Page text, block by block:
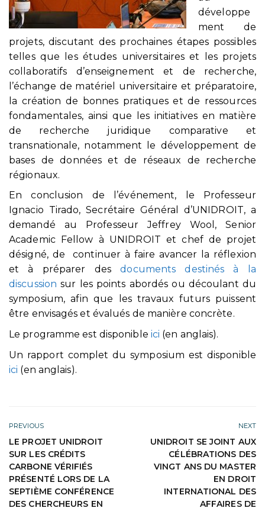
développe
ment de
projets, discutant des prochaines étapes possibles
telles que les études universitaires et les projets
collaboratifs d’enseignement et de recherche,
l’échange de matériel universitaire et préparatoire,
la création de bonnes pratiques et de ressources
fondamentales, ainsi que les initiatives en matière
de recherche juridique comparative et
transnationale, notamment le développement de
bases de données et de réseaux de recherche
régionaux.
En conclusion de l’événement, le Professeur
Ignacio Tirado, Secrétaire Général d’UNIDROIT, a
demandé au Professeur Jeffrey Wool, Senior
Academic Fellow à UNIDROIT et chef de projet
désigné, de continuer à faire avancer la réflexion
et à préparer desdocuments destinés à la
discussion sur les points abordés ou découlant du
symposium, afin que les travaux futurs puissent
être envisagés et évalués de manière concrète.
Le programme est disponible ici (en anglais).
Un rapport complet du symposium est disponible
ici (en anglais).
PREVIOUS
LE PROJET UNIDROIT
SUR LES CRÉDITS
CARBONE VÉRIFIÉS
PRÉSENTÉ LORS DE LA
SEPTIÈME CONFÉRENCE
DES CHERCHEURS EN
NEXT
UNIDROIT SE JOINT AUX
CÉLÉBRATIONS DES
VINGT ANS DU MASTER
EN DROIT
INTERNATIONAL DES
AFFAIRES DE